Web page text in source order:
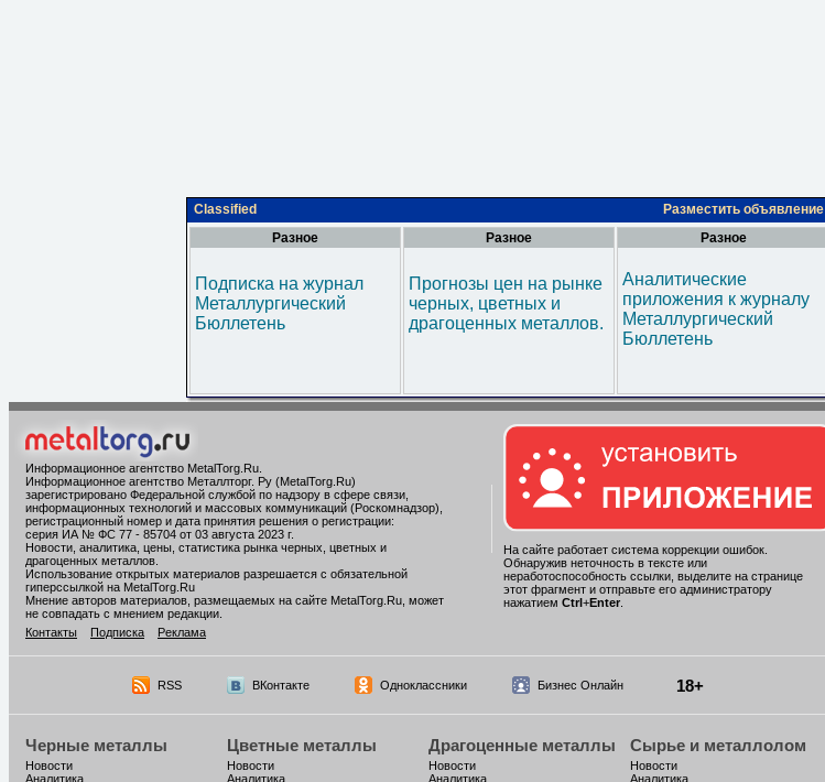
Classified
Разместить объявление
Разное
Подписка на журнал
Металлургический
Бюллетень
Разное
Прогнозы цен на рынке
черных, цветных и
драгоценных металлов.
Разное
Аналитические
приложения к журналу
Металлургический
Бюллетень
Информационное агентство MetalTorg.Ru
Информационное агентство Металлторг. Ру (MetalTorg.Ru)
зарегистрировано Федеральной службой по надзору в сфере связи,
информационных технологий и массовых коммуникаций (Роскомнадзор),
регистрационный номер и дата принятия решения о регистрации:
серия ИА № ФС 77 - 85704 от 03 августа 2023 г.
Новости, аналитика, цены, статистика рынка черных, цветных и
драгоценных металлов.
Использование открытых материалов разрешается с обязательной
гиперссылкой на MetalTorg.Ru
Мнение авторов материалов, размещаемых на сайте MetalTorg.Ru, может
не совпадать с мнением редакции.
Контакты
Подписка Реклама
На сайте работает система коррекции ошибок.
Обнаружив неточность в тексте или
неработоспособность ссылки, выделите на странице
этот фрагмент и отправьте его администратору
нажатием Ctrl +Enter.
RSS ВКонтакте Одноклассники Бизнес Онлайн 18+
Черные металлы
Новости
Аналитика
Цветные металлы
Новости
Аналитика
Драгоценные металлы
Новости
Аналитика
Сырье и металлолом
Новости
Аналитика